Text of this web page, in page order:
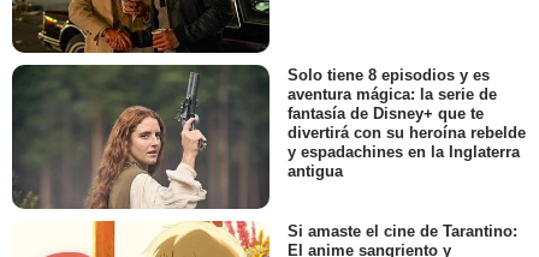
Solo tiene 8 episodios y es
aventura mágica: la serie de
fantasía de Disney+ que te
divertirá con su heroína rebelde
y espadachines en la Inglaterra
antigua
Si amaste el cine de Tarantino:
El anime sangriento y